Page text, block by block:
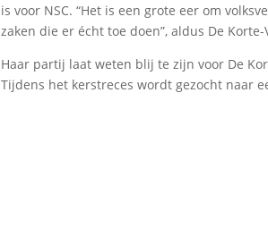
is voor NSC. “Het is een grote eer om
zaken die er écht toe doen”, aldus De
Haar partij laat weten blij te zijn voor De
Tijdens het kerstreces wordt gezocht naar